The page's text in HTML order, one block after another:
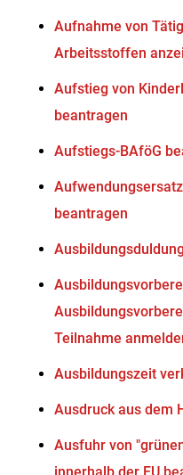
Aufnahme von
Arbeitsstoffen
Aufstieg von
beantragen
Aufstiegs-BAföG
beantragen
Teilnahme
Ausbildungszeit
Ausdruck aus dem
Ausfuhr von